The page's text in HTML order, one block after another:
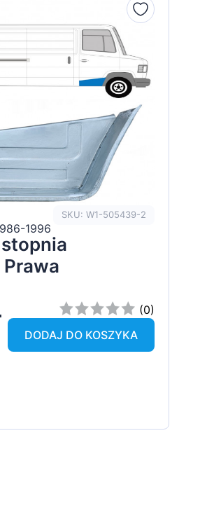
SKU: W1-505439-2
1996
(0)
DODAJ DO KOSZYKA